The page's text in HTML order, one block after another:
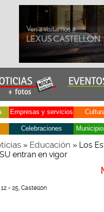
Empresas y servicios
Celebraciones
» Educación » Los
entran en vigor
- 25, Castellón